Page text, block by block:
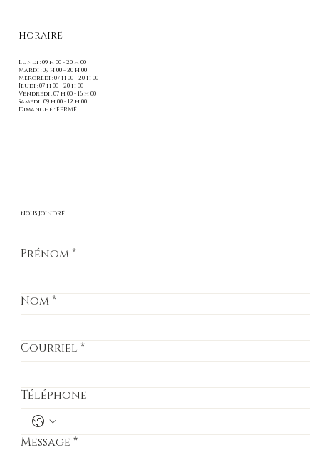
Lundi : 09 h 00 - 20 h 00
Mardi : 09 h 00 - 20 h 00
Mercredi : 07 h 00 - 20 h 00
Jeudi : 07 h 00 - 20 h 00
Vendredi : 07 h 00 - 16 h 00
Samedi : 09 h 00 - 12 h 00
Dimanche : FERMÉ
HORAIRE
NOUS JOINDRE
Prénom *
Nom *
Courriel *
Téléphone
Message *